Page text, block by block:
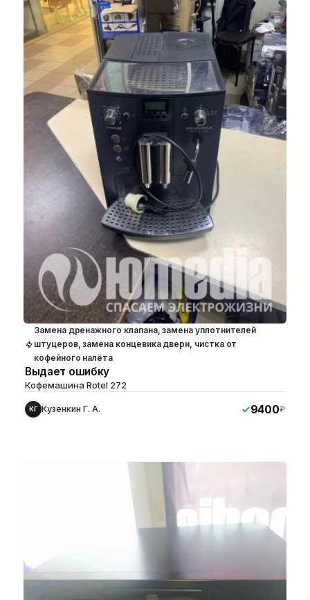
Замена дренажного клапана, замена уплотнителей
штуцеров, замена концевика двери, чистка от
кофейного налёта
Выдает ошибку
Кофемашина Rotel 272
КГ Кузенкин Г. А. 9400₽